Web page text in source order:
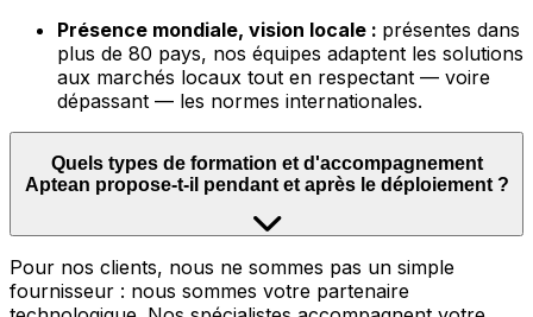
Présence mondiale, vision locale : présentes dans
plus de 80 pays, nos équipes adaptent les solutions
aux marchés locaux tout en respectant — voire
dépassant — les normes internationales.
Quels types de formation et d'accompagnement
Aptean propose-t-il pendant et après le déploiement ?
Pour nos clients, nous ne sommes pas un simple
fournisseur : nous sommes votre partenaire